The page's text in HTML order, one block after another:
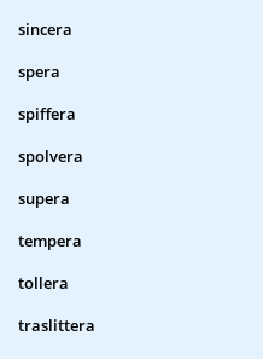
sincera
spera
spiffera
spolvera
supera
tempera
tollera
traslittera